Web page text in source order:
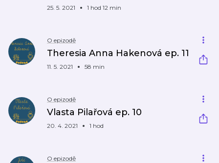
25. 5. 2021 1 hod 12 min
O epizodě
Theresia Anna Hakenová ep. 11
11. 5. 2021 58 min
O epizodě
Vlasta Pilařová ep. 10
20. 4. 2021 1 hod
O epizodě